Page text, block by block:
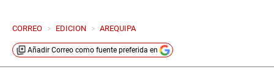
CORREO > EDICION > AREQUIPA
Añadir Correo como fuente preferida en